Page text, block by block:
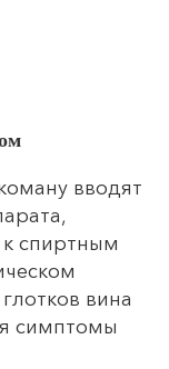
вводят
спиртным
вина
симптомы